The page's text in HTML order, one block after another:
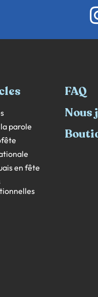
parole
en fête
FAQ
Nous